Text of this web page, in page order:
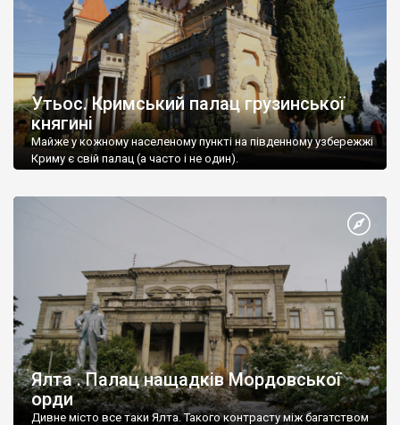
Утьос. Кримський палац грузинської
княгині
Майже у кожному населеному пункті на південному узбережжі
Криму є свій палац (а часто і не один).
Ялта . Палац нащадків Мордовської
орди
Дивне місто все таки Ялта. Такого контрасту між багатством